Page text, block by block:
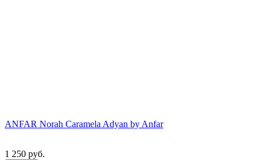
ANFAR Norah Caramela Adyan by Anfar
1 250 руб.